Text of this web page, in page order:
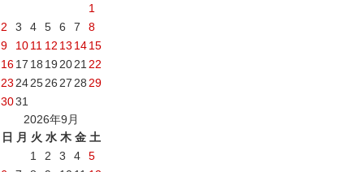
1
2
3 4 5 6 7
8
9
1011 12 13 1415
1617 18 19 2021 22
23 242526 27 28 29
3031
2026年9月
日
月 火 水 木 金 土
1
2 3 4
5